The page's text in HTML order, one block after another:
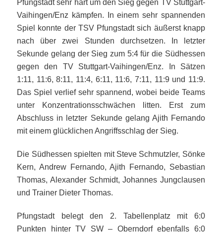
Pfungstadt sehr hart um den Sieg gegen TV Stuttgart-
Vaihingen/Enz kämpfen. In einem sehr spannenden
Spiel konnte der TSV Pfungstadt sich äußerst knapp
nach über zwei Stunden durchsetzen. In letzter
Sekunde gelang der Sieg zum 5:4 für die Südhessen
gegen den TV Stuttgart-Vaihingen/Enz. In Sätzen
1:11, 11:6, 8:11, 11:4, 6:11, 11:6, 7:11, 11:9 und 11:9.
Das Spiel verlief sehr spannend, wobei beide Teams
unter Konzentrationsschwächen litten. Erst zum
Abschluss in letzter Sekunde gelang Ajith Fernando
mit einem glücklichen Angriffsschlag der Sieg.
Die Südhessen spielten mit Steve Schmutzler, Sönke
Kern, Andrew Fernando, Ajith Fernando, Sebastian
Thomas, Alexander Schmidt, Johannes Jungclausen
und Trainer Dieter Thomas.
Pfungstadt belegt den 2. Tabellenplatz mit 6:0
Punkten hinter TV SW – Oberndorf ebenfalls 6:0